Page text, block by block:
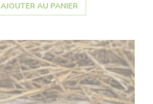
AJOUTER AU PANIER